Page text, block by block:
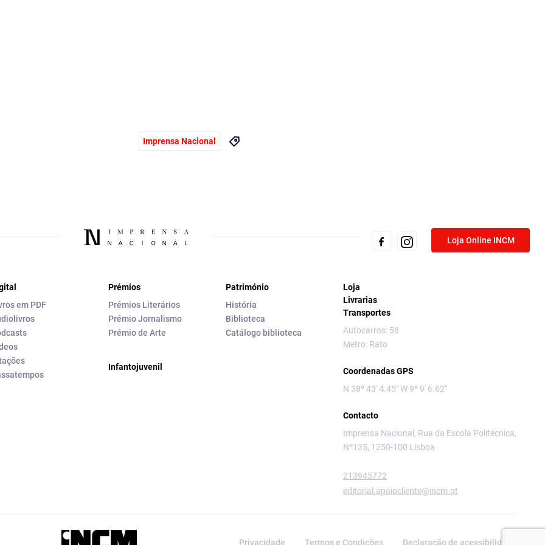
Imprensa Nacional
Loja Online INCM
em PDF
Prémios
Prémios Literários
Prémio Jornalismo
Prémio de Arte
Infantojuvenil
Património
História
Biblioteca
Catálogo biblioteca
Loja
Livrarias
Transportes
Autocarros: 58
Metro: Rato
Coordenadas GPS
N 38º 43' 4.45" W 9º 9' 6.62"
Contacto
Imprensa Nacional, Rua da Escola Politécnica,
Nº135, 1250-100 Lisboa
213945772
editorial.apoiocliente@incm.pt
Privacidade Termos e Condições Declaração de acessibilidade